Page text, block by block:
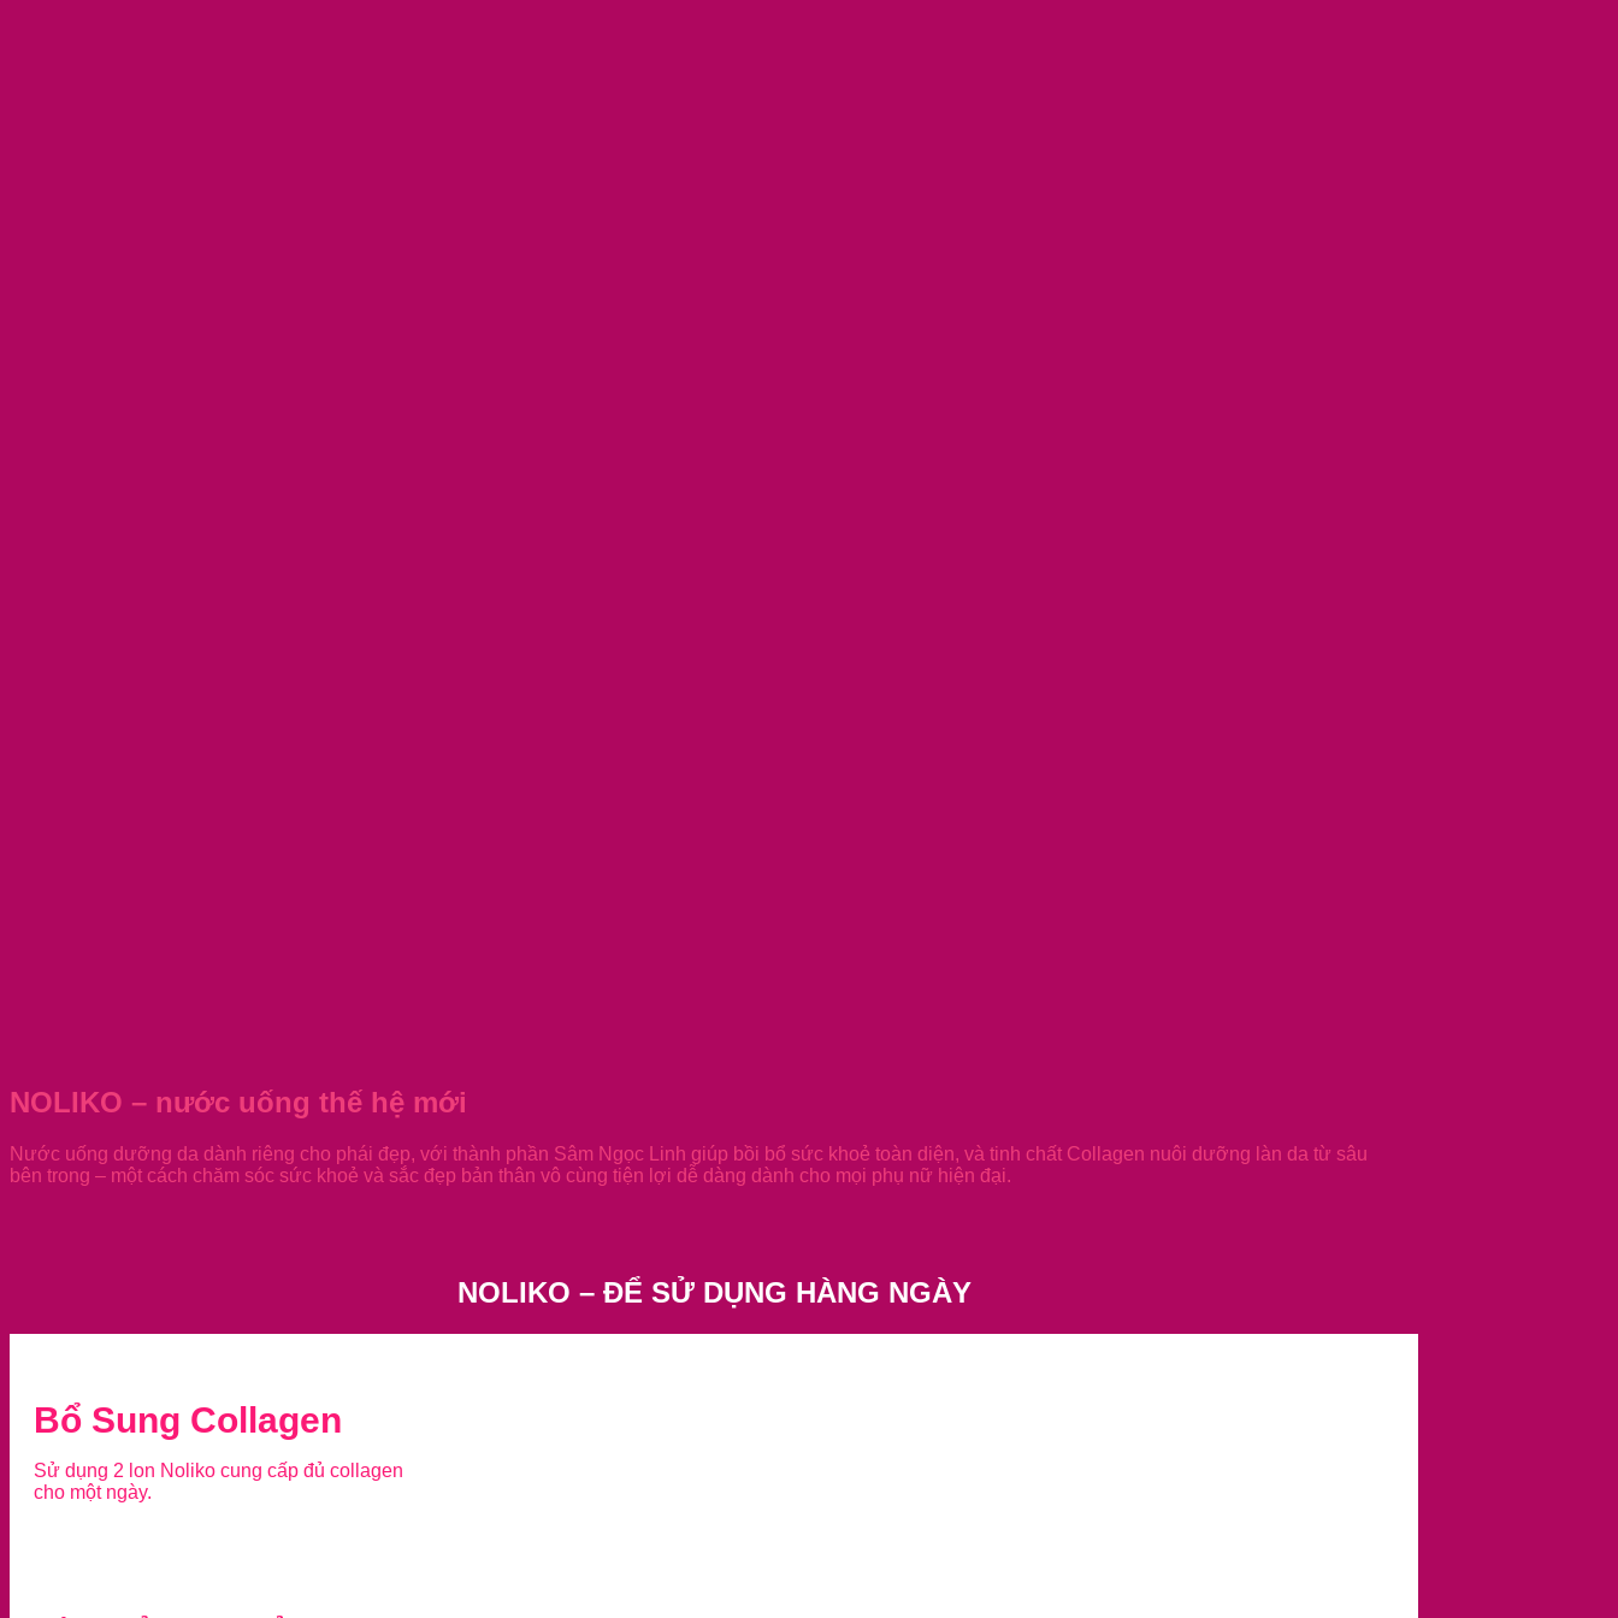
NOLIKO – nước uống thế hệ mới
Nước uống dưỡng da dành riêng cho phái đẹp, với thành phần Sâm Ngọc Linh giúp bồi bổ sức khoẻ toàn diện, và tinh chất Collagen nuôi dưỡng làn da từ sâu
bên trong – một cách chăm sóc sức khoẻ và sắc đẹp bản thân vô cùng tiện lợi dễ dàng dành cho mọi phụ nữ hiện đại.
NOLIKO – ĐỂ SỬ DỤNG HÀNG NGÀY
Bổ Sung Collagen
Sử dụng 2 lon Noliko cung cấp đủ collagen
cho một ngày.